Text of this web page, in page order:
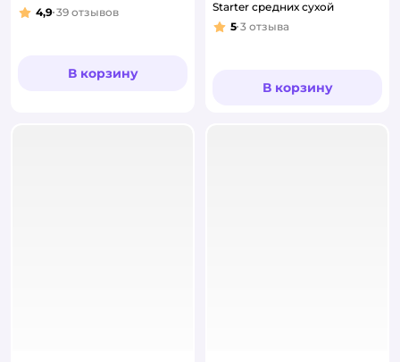
Рейтинг:
4,9 39 отзывов
В корзину
Starter средних сухой
Рейтинг:
5 3 отзыва
В корзину